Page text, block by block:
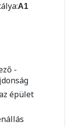
A1
-
épület